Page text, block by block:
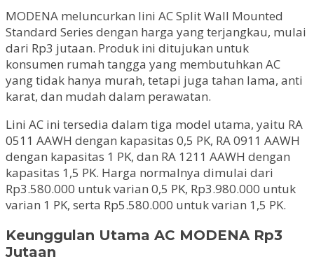
MODENA meluncurkan lini AC Split Wall Mounted
Standard Series dengan harga yang terjangkau, mulai
dari Rp3 jutaan. Produk ini ditujukan untuk
konsumen rumah tangga yang membutuhkan AC
yang tidak hanya murah, tetapi juga tahan lama, anti
karat, dan mudah dalam perawatan.
Lini AC ini tersedia dalam tiga model utama, yaitu RA
0511 AAWH dengan kapasitas 0,5 PK, RA 0911 AAWH
dengan kapasitas 1 PK, dan RA 1211 AAWH dengan
kapasitas 1,5 PK. Harga normalnya dimulai dari
Rp3.580.000 untuk varian 0,5 PK, Rp3.980.000 untuk
varian 1 PK, serta Rp5.580.000 untuk varian 1,5 PK.
Keunggulan Utama AC MODENA Rp3
Jutaan